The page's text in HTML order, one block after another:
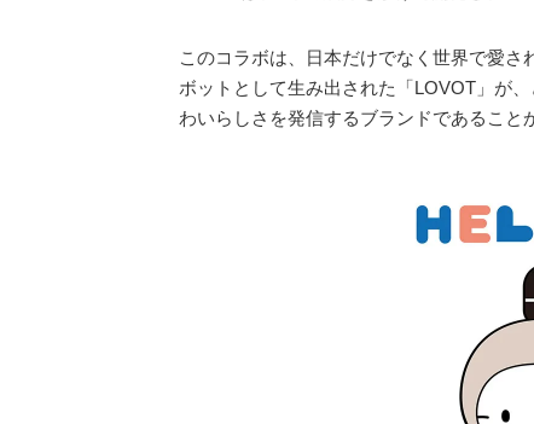
このコラボは、日本だけでなく世界で愛
ボットとして生み出された「LOVOT」が
わいらしさを発信するブランドであること